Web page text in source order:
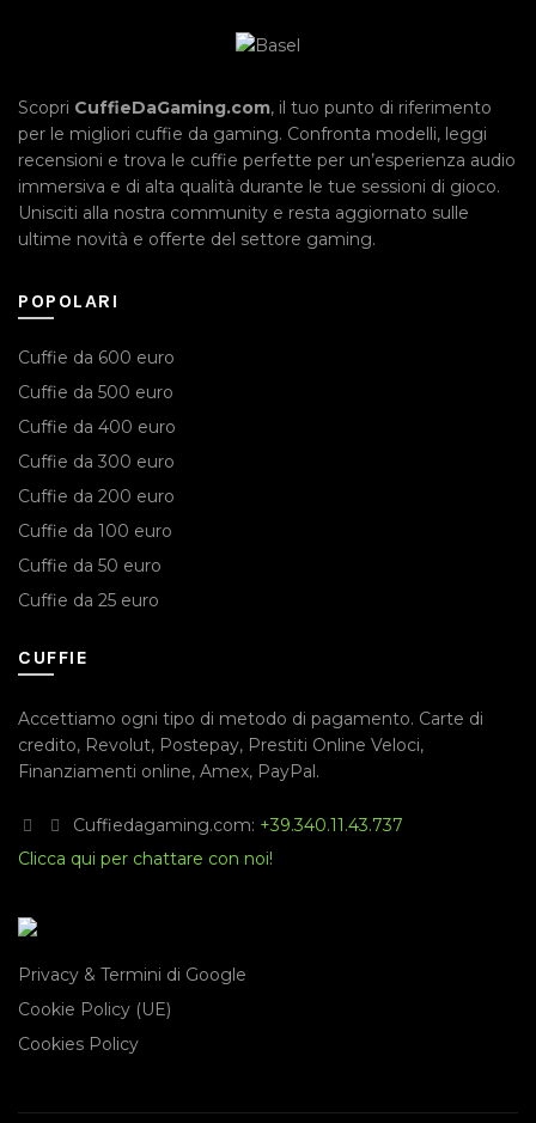
Scopri CuffieDaGaming.com, il tuo punto di riferimento
per le migliori cuffie da gaming. Confronta modelli, leggi
recensioni e trova le cuffie perfette per un’esperienza audio
immersiva e di alta qualità durante le tue sessioni di gioco.
Unisciti alla nostra community e resta aggiornato sulle
ultime novità e offerte del settore gaming.
POPOLARI
Cuffie da 600 euro
Cuffie da 500 euro
Cuffie da 400 euro
Cuffie da 300 euro
Cuffie da 200 euro
Cuffie da 100 euro
Cuffie da 50 euro
Cuffie da 25 euro
CUFFIE
Accettiamo ogni tipo di metodo di pagamento. Carte di
credito, Revolut, Postepay, Prestiti Online Veloci,
Finanziamenti online, Amex, PayPal.
Cuffiedagaming.com: +39.340.11.43.737
Clicca qui per chattare con noi!
Privacy & Termini di Google
Cookie Policy (UE)
Cookies Policy